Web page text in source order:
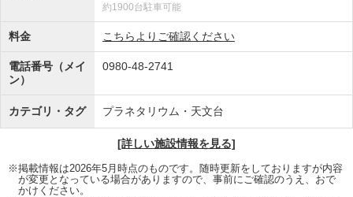
約1900台駐車可能
料金 こちらよりご確認ください
電話番号（メイ
ン）
0980-48-2741
カテゴリ・タグ プラネタリウム・天文台
[詳しい施設情報を見る]
※掲載情報は2026年5月時点のものです。随時更新をしておりますが内容
が変更となっている場合がありますので、事前にご確認のうえ、おで
かけください。